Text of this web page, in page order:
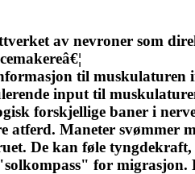
av nevroner som
til muskulaturen
input til
forskjellige baner i
atferd. Maneter svømmer
De kan føle
for migrasjon.